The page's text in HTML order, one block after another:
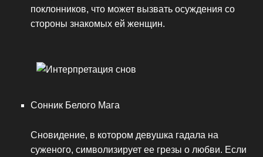
поклонников, что может вызвать осуждения со
стороны знакомых ей женщин.
Сонник Белого Мага
Сновидение, в котором девушка гадала на
суженого, символизирует ее грезы о любви. Если